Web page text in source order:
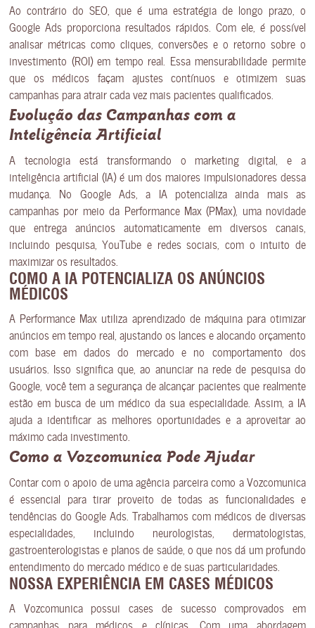
Ao contrário do SEO, que é uma estratégia de longo prazo, o
Google Ads proporciona resultados rápidos. Com ele, é possível
analisar métricas como cliques, conversões e o retorno sobre o
investimento (ROI) em tempo real. Essa mensurabilidade permite
que os médicos façam ajustes contínuos e otimizem suas
campanhas para atrair cada vez mais pacientes qualificados.
Evolução das Campanhas com a
Inteligência Artificial
A tecnologia está transformando o marketing digital, e a
inteligência artificial (IA) é um dos maiores impulsionadores dessa
mudança. No Google Ads, a IA potencializa ainda mais as
campanhas por meio da Performance Max (PMax), uma novidade
que entrega anúncios automaticamente em diversos canais,
incluindo pesquisa, YouTube e redes sociais, com o intuito de
maximizar os resultados.
COMO A IA POTENCIALIZA OS ANÚNCIOS
MÉDICOS
A Performance Max utiliza aprendizado de máquina para otimizar
anúncios em tempo real, ajustando os lances e alocando orçamento
com base em dados do mercado e no comportamento dos
usuários. Isso significa que, ao anunciar na rede de pesquisa do
Google, você tem a segurança de alcançar pacientes que realmente
estão em busca de um médico da sua especialidade. Assim, a IA
ajuda a identificar as melhores oportunidades e a aproveitar ao
máximo cada investimento.
Como a Vozcomunica Pode Ajudar
Contar com o apoio de uma agência parceira como a Vozcomunica
é essencial para tirar proveito de todas as funcionalidades e
tendências do Google Ads. Trabalhamos com médicos de diversas
especialidades, incluindo neurologistas, dermatologistas,
gastroenterologistas e planos de saúde, o que nos dá um profundo
entendimento do mercado médico e de suas particularidades.
NOSSA EXPERIÊNCIA EM CASES MÉDICOS
A Vozcomunica possui cases de sucesso comprovados em
campanhas para médicos e clínicas. Com uma abordagem